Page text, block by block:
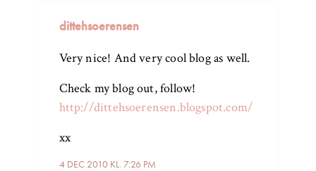
dittehsoerensen
4 DEC 2010 KL. 7:26 PM
Very nice! And very cool blog as well.
Check my blog out, follow!
http://dittehsoerensen.blogspot.com/
xx